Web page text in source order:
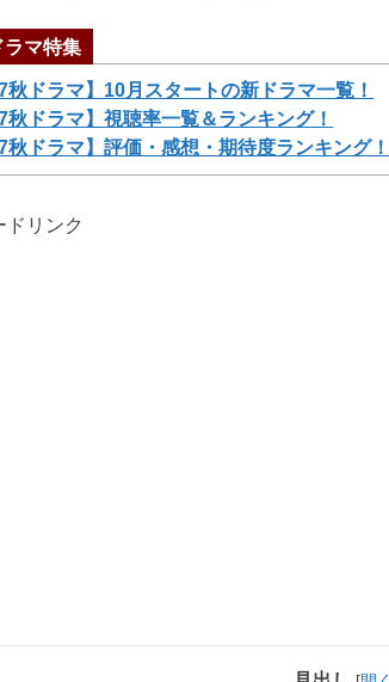
マ特集
秋ドラマ】10月スタートの新ドラマ一覧！
秋ドラマ】視聴率一覧＆ランキング！
秋ドラマ】評価・感想・期待度ランキング！
ドリンク